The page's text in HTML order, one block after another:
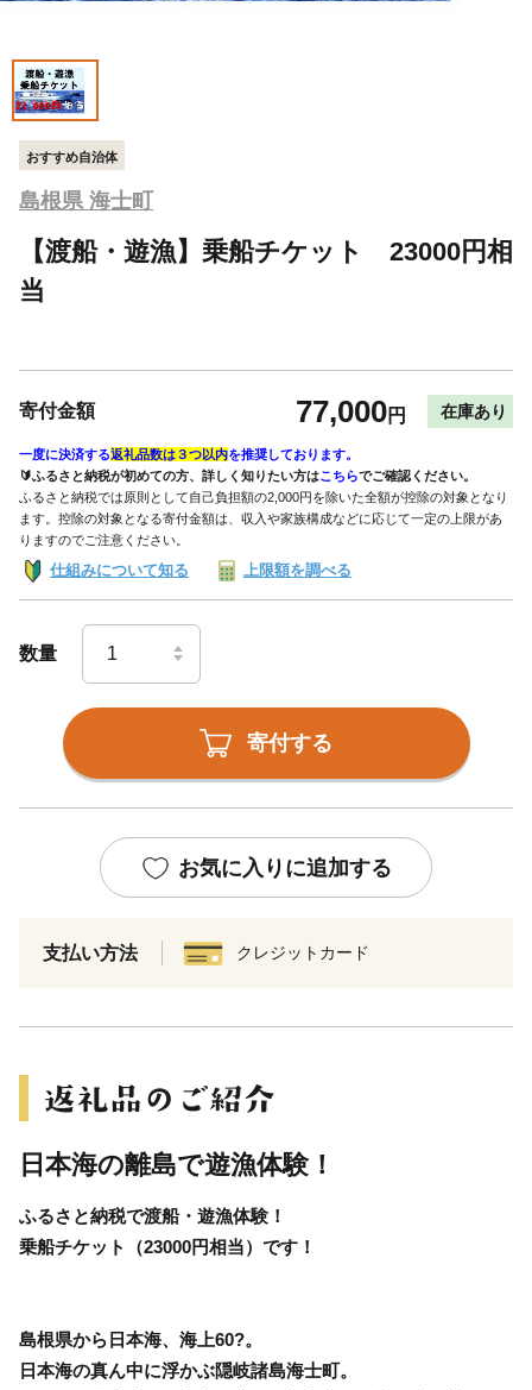
おすすめ自治体
島根県 海士町
【渡船・遊漁】乗船チケット 23000円相
当
寄付金額 77,000円 在庫あり
一度に決済する返礼品数は３つ以内を推奨しております。
🔰ふるさと納税が初めての方、詳しく知りたい方はこちらでご確認ください。
ふるさと納税では原則として自己負担額の2,000円を除いた全額が控除の対象となり
ます。控除の対象となる寄付金額は、収入や家族構成などに応じて一定の上限があ
りますのでご注意ください。
仕組みについて知る 上限額を調べる
数量
寄付する
お気に入りに追加する
支払い方法 クレジットカード
日本海の離島で遊漁体験！
ふるさと納税で渡船・遊漁体験！
乗船チケット（23000円相当）です！
島根県から日本海、海上60?。
日本海の真ん中に浮かぶ隠岐諸島海士町。